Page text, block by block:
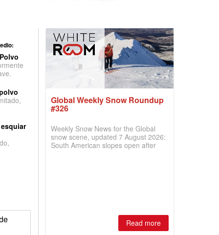
Global Weekly Snow Roundup
#326
Weekly Snow News for the Global
snow scene, updated 7 August 2026:
South American slopes open after
Read more